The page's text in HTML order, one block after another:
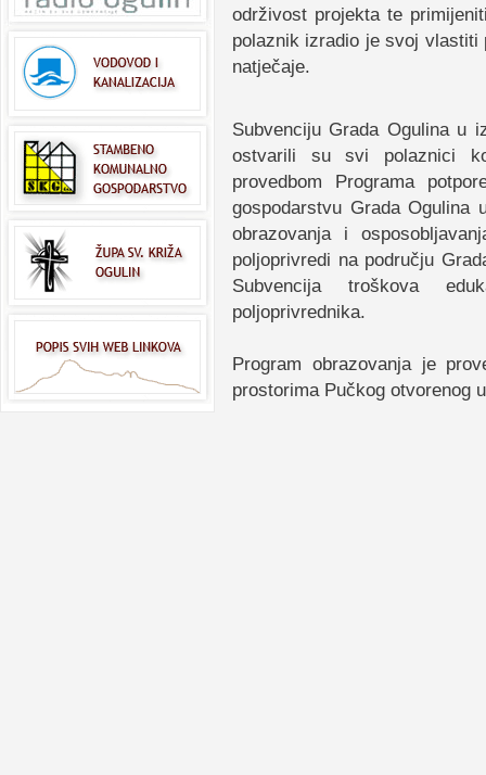
održivost projekta te
polaznik izradio je svoj
natječaje.
Subvenciju Grada Ogulina u
ostvarili su svi polaznici
provedbom Programa
gospodarstvu Grada Ogulina
obrazovanja i
poljoprivredi na području
Subvencija troškova
poljoprivrednika.
Program obrazovanja je
prostorima Pučkog otvorenog